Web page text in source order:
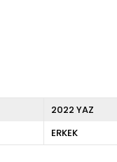
2022 YAZ
ERKEK